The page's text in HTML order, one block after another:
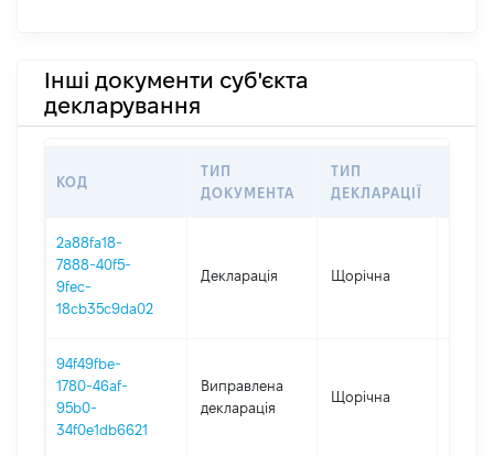
Інші документи суб'єкта
декларування
КОД
ТИП
ДОКУМЕНТА
ТИП
ДЕКЛАРАЦІЇ
2a88fa18-
7888-40f5-
9fec-
18cb35c9da02
Декларація Щорічна
94f49fbe-
1780-46af-
95b0-
34f0e1db6621
Виправлена
декларація
Щорічна